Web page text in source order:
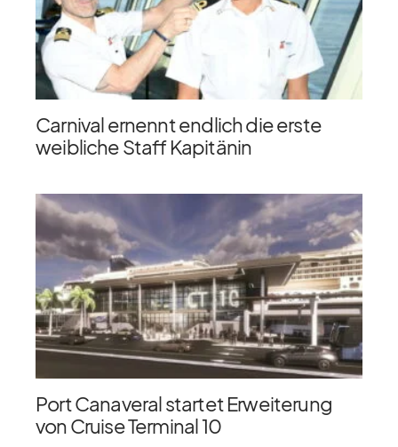
Carnival ernennt endlich die erste
weibliche Staff Kapitänin
Port Canaveral startet Erweiterung
von Cruise Terminal 10